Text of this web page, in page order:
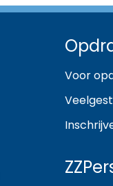
Voor